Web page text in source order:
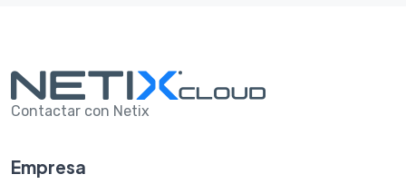
Contactar con Netix
Empresa